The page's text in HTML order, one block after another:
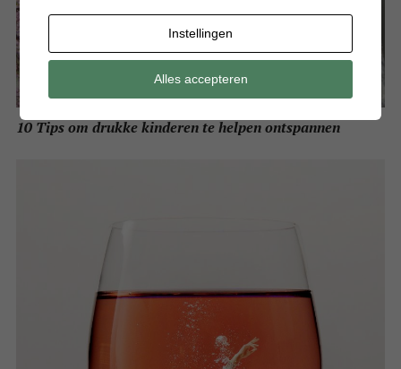
10 Tips om drukke kinderen te helpen ontspannen
Instellingen
Alles accepteren